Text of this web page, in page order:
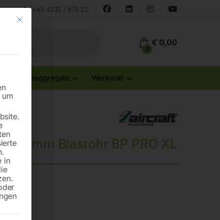
+43 4232 / 875 22
0
€ 0,00
Stromaggregate Werkstatt
mm Blasrohr BP PRO XL
Mit diesem Button wird der Dialog geschlossen. Seine Funktionalität ist
in